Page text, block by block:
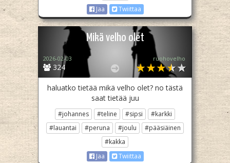
Jaa
Twiittaa
Mikä velho olet
324
2026-02-03 ruohovelho
haluatko tietää mikä velho olet? no tästä
saat tietää juu
#johannes #teline #sipsi
#karkki
#lauantai
#peruna #joulu
#pääsiäinen
#kakka
Jaa
Twiittaa